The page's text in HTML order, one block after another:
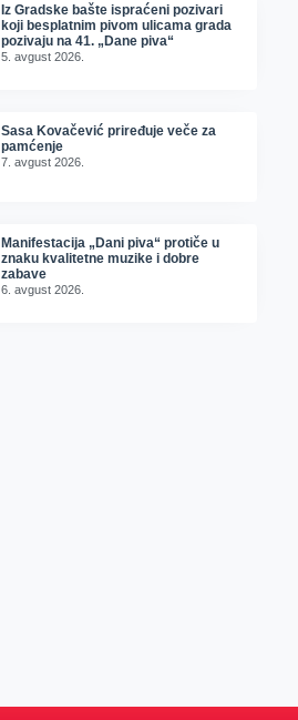
Iz Gradske bašte ispraćeni pozivari
koji besplatnim pivom ulicama grada
pozivaju na 41. „Dane piva“
5. avgust 2026.
Sasa Kovačević priređuje veče za
pamćenje
7. avgust 2026.
Manifestacija „Dani piva“ protiče u
znaku kvalitetne muzike i dobre
zabave
6. avgust 2026.